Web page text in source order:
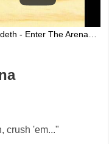
Megadeth - Enter The Arena (Non-remastered)
crush 'em..."